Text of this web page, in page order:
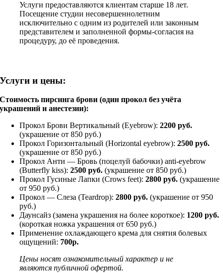
Услуги предоставляются клиентам старше 18 лет.
Посещение студии несовершеннолетним
исключительно с одним из родителей или законным
представителем и заполненной формы-согласия на
процедуру, до её проведения.
Услуги и цены:
Стоимость пирсинга брови (один прокол без учёта
украшений и анестезии):
Прокол Брови Вертикальный (Eyebrow):2200 руб.
(украшение от 850 руб.)
Прокол Горизонтальный (Horizontal eyebrow):2500 руб.
(украшение от 850 руб.)
Прокол Анти — Бровь (поцелуй бабочки) anti-eyebrow
(Butterfly kiss):2500 руб. (украшение от 850 руб.)
Прокол Гусиные Лапки (Crows feet):2800 руб. (украшение
от 950 руб.)
Прокол — Слеза (Teardrop):2800 руб. (украшение от 950
руб.)
Даунсайз (замена украшения на более короткое): 1200 руб.
(короткая ножка украшения от 650 руб.)
Применение охлаждающего крема для снятия болевых
ощущений: 700р.
Цены носят ознакомительный характер и не
являются публичной офертой.